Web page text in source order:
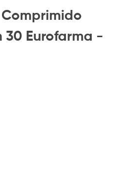
Comprimido
30 Eurofarma -